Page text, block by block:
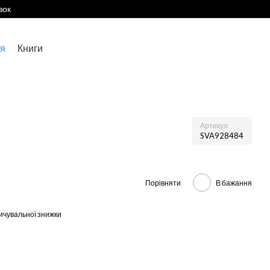
Книги
Артикул
SVA928484
Порівняти В бажання
знижки